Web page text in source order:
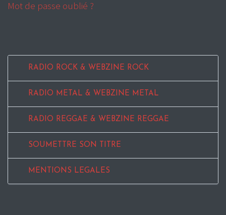
Mot de passe oublié ?
RADIO ROCK & WEBZINE ROCK
RADIO METAL & WEBZINE METAL
RADIO REGGAE & WEBZINE REGGAE
SOUMETTRE SON TITRE
MENTIONS LEGALES